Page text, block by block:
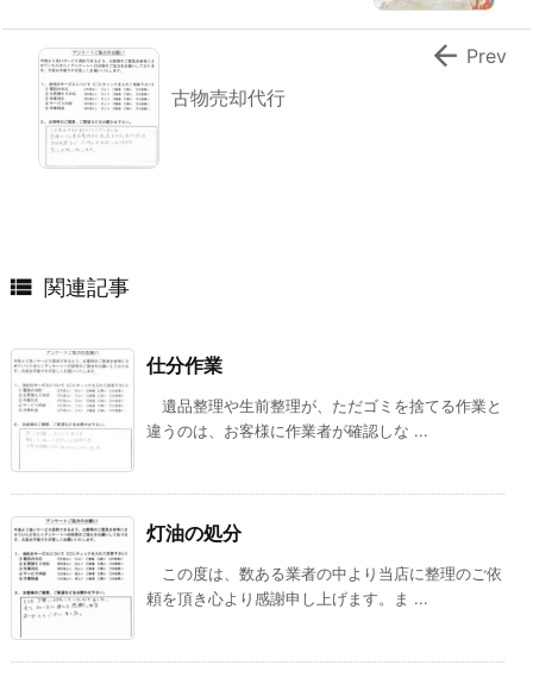
古物売却代行
 Prev
 関連記事
仕分作業
遺品整理や生前整理が、ただゴミを捨てる作業と
違うのは、お客様に作業者が確認しな ...
灯油の処分
この度は、数ある業者の中より当店に整理のご依
頼を頂き心より感謝申し上げます。ま ...